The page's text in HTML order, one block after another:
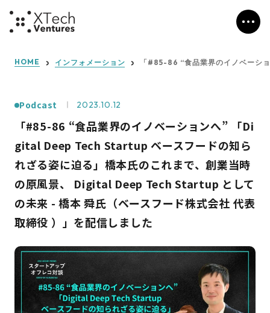
HOME インフォメーション 「#85-86 “食品業界のイノベー
Podcast 2023.10.12
「#85-86 “食品業界のイノベーションへ” 「Di
gital Deep Tech Startup ベースフードの知ら
れざる姿に迫る」橋本氏のこれまで、創業当時
の原風景、 Digital Deep Tech Startup として
の未来 - 橋本 舜氏（ベースフード株式会社 代表
取締役 ）」を配信しました